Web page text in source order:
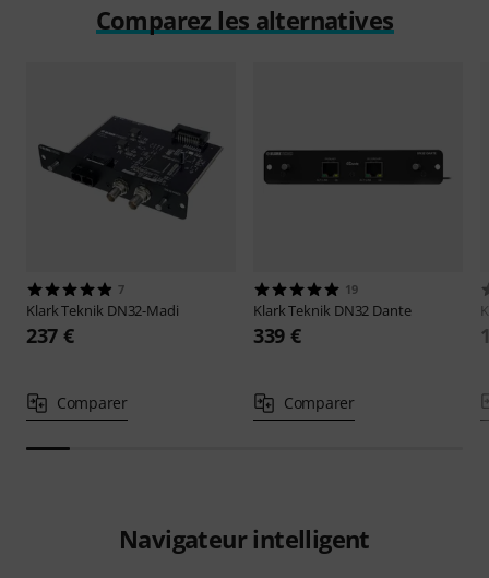
Comparez les alternatives
7
Klark Teknik DN32-Madi
237 €
Comparer
19
Klark Teknik DN32 Dante
339 €
Comparer
Navigateur intelligent